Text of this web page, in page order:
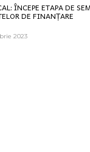
ÎNCEPE ETAPA DE
DE FINANȚARE
2023